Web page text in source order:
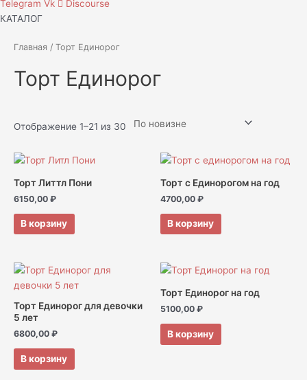
Telegram Vk
Discourse
КАТАЛОГ
Главная / Торт Единорог
Торт Единорог
Отображение 1–21 из 30
Торт Литтл Пони
6150,00 ₽
В корзину
Торт с Единорогом на год
4700,00 ₽
В корзину
Торт Единорог для девочки
5 лет
6800,00 ₽
В корзину
Торт Единорог на год
5100,00 ₽
В корзину